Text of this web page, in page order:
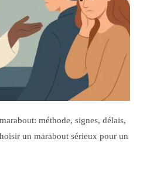
méthode, signes, délais,
un marabout sérieux pour un